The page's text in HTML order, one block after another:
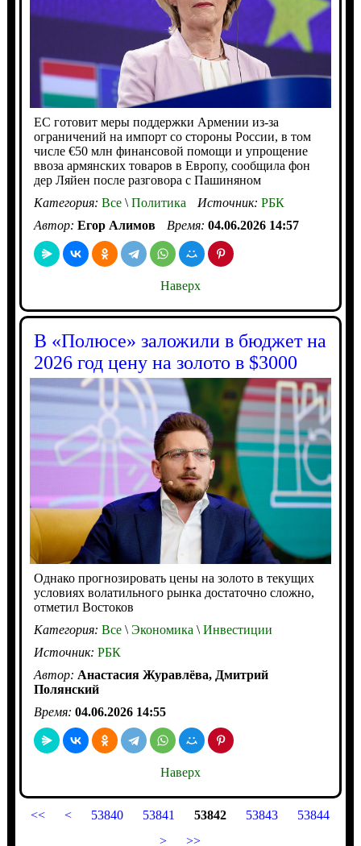
ЕС готовит меры поддержки Армении из-за
ограничений на импорт со стороны России, в том
числе €50 млн финансовой помощи и упрощение
ввоза армянских товаров в Европу, сообщила фон
дер Ляйен после разговора с Пашиняном
Категория: Все\Политика Источник: РБК
Автор: Егор Алимов Время: 04.06.2026 14:57
Наверх
В «Полюсе» заложили в бюджет на
2026 год цену на золото в $3000
Однако прогнозировать цены на золото в текущих
условиях волатильного рынка достаточно сложно,
отметил Востоков
Категория: Все\Экономика \Инвестиции
Источник: РБК
Автор: Анастасия Журавлёва, Дмитрий
Полянский
Время: 04.06.2026 14:55
Наверх
<< < 53840 53841 53842 53843
53844
>
>>